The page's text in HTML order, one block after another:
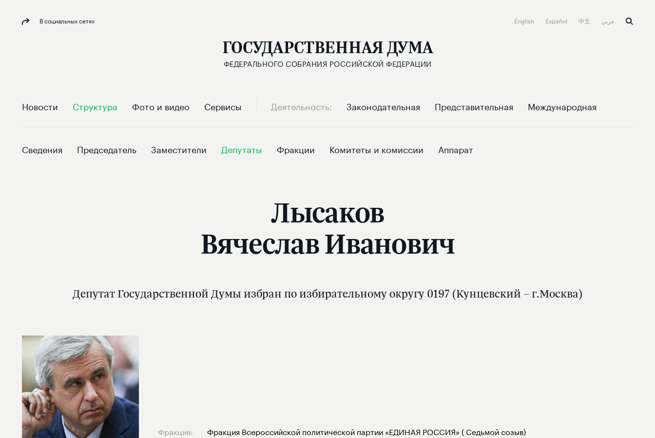
В социальных сетях English Español 中文
ГОСУДАРСТВЕННАЯ ДУМА
ФЕДЕРАЛЬНОГО СОБРАНИЯ РОССИЙСКОЙ ФЕДЕРАЦИИ
Новости Структура Фото и видео Сервисы Деятельность Законодательная Представительная Международная
Сведения Председатель Заместители Депутаты Фракции Комитеты и комиссии Аппарат
Лысаков
Вячеслав Иванович
Депутат Государственной Думы избран по избирательному округу 0197 (Кунцевский – г.Москва)
Фракция:
Фракция Всероссийской политической партии «ЕДИНАЯ РОССИЯ» ( Седьмой созыв)